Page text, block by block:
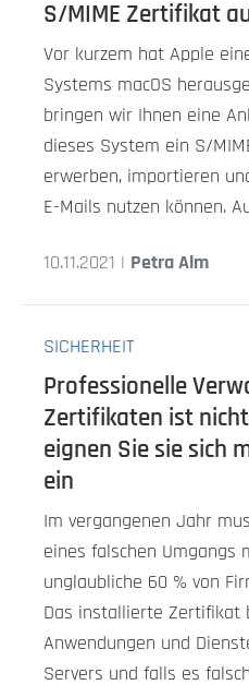
S/MIME Zertifikat
Vor kurzem hat Apple
Systems macOS
bringen wir Ihnen eine
dieses System ein S/
erwerben, importieren
E-Mails nutzen können.
10.11.2021 | Petra Alm
SICHERHEIT
Professionelle
Zertifikaten ist
eignen Sie sie sich
ein
Im vergangenen Jahr
eines falschen Umgangs
unglaubliche 60 % von
Das installierte Zertifikat
Anwendungen und
Servers und falls es